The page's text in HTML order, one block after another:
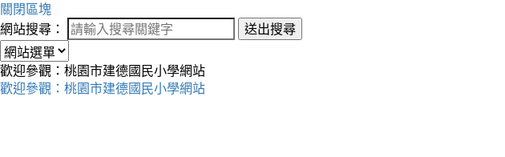
關閉區塊
網站搜尋：
送出搜尋
歡迎參觀：桃園市建德國民小學網站
歡迎參觀：桃園市建德國民小學網站